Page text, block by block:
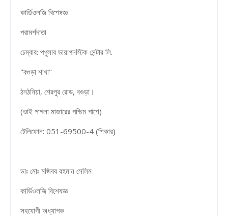
কার্ডিওলজি বিশেষজ্ঞ
পরামর্শদাতা
চেম্বার: পপুলার ডায়াগনস্টিক সেন্টার লি.
"বগুড়া শাখা"
ঠনঠনিয়া, শেরপুর রোড, বগুড়া।
(ভাই পাগলা মাজারের পশ্চিম পাশে)
টেলিফোন: 051-69500-4 (শিকার)
ডাঃ মোঃ মজিবর রহমান সেলিম
কার্ডিওলজি বিশেষজ্ঞ
সহযোগী অধ্যাপক